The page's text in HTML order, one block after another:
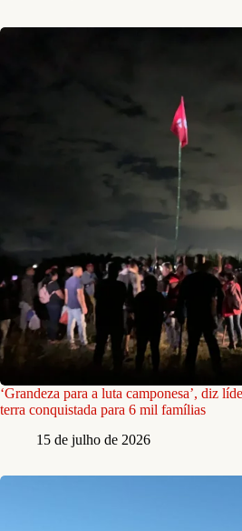
‘Grandeza para a luta camponesa’, diz
terra conquistada para 6 mil famílias
15 de julho de 2026